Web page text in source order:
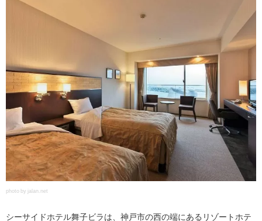
photo by jalan.net
シーサイドホテル舞子ビラは、神戸市の西の端にあるリゾートホテ